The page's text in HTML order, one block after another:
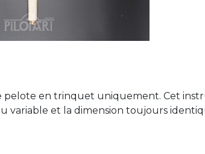
pelote en trinquet uniquement. Cet
variable et la dimension toujours